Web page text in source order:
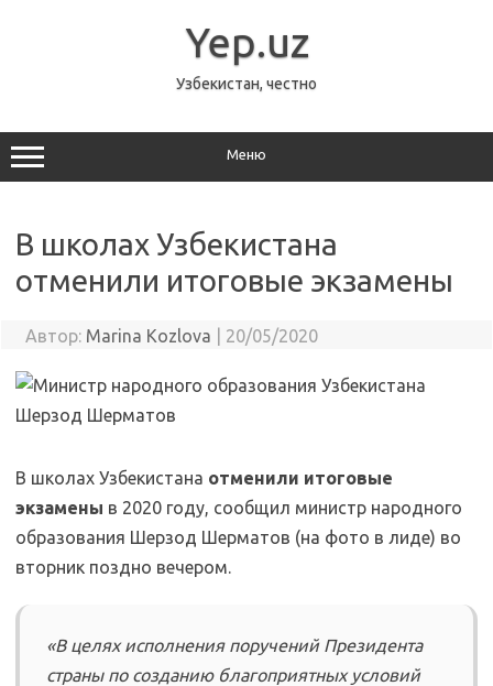
Yep.uz
Узбекистан, честно
Меню
В школах Узбекистана
отменили итоговые экзамены
Автор: Marina Kozlova 20/05/2020
В школах Узбекистана отменили итоговые
экзамены в 2020 году, сообщил министр народного
образования Шерзод Шерматов (на фото в лиде) во
вторник поздно вечером.
«В целях исполнения поручений Президента
страны по созданию благоприятных условий